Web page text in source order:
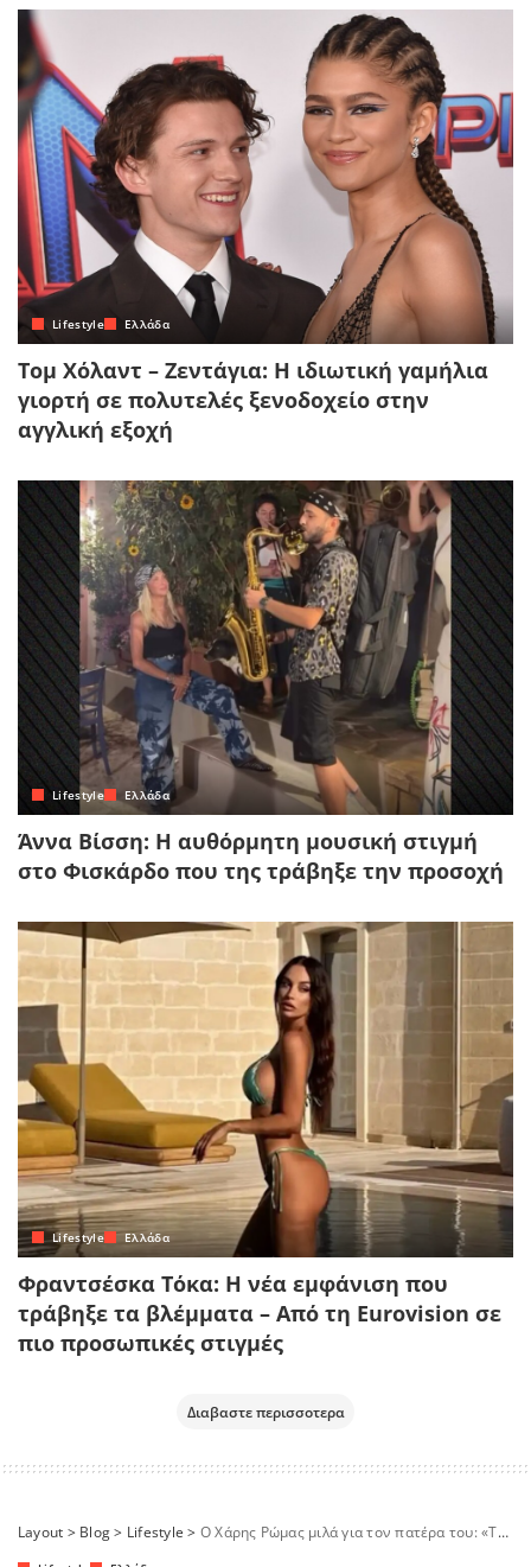
Lifestyle Ελλάδα
Τομ Χόλαντ – Ζεντάγια: Η ιδιωτική γαμήλια
γιορτή σε πολυτελές ξενοδοχείο στην
αγγλική εξοχή
Lifestyle Ελλάδα
Άννα Βίσση: Η αυθόρμητη μουσική στιγμή
στο Φισκάρδο που της τράβηξε την προσοχή
Lifestyle Ελλάδα
Φραντσέσκα Τόκα: Η νέα εμφάνιση που
τράβηξε τα βλέμματα – Από τη Eurovision σε
πιο προσωπικές στιγμές
Διαβαστε περισσοτερα
Layout > Blog> Lifestyle > Ο Χάρης Ρώμας μιλά για τον πατέρα του: «Το άγχος και το πείσμα που μου δημιούργησε στην Ιατρική»